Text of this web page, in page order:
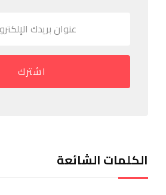
اشترك
الكلمات الشائعة